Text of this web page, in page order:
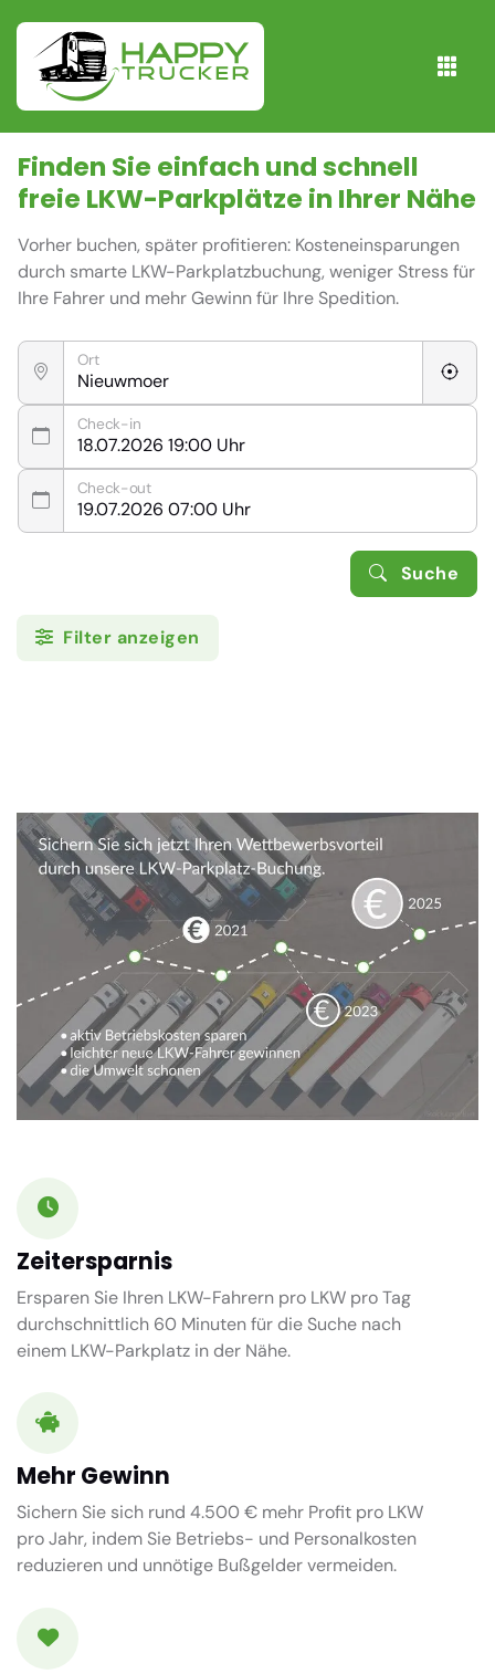
Finden Sie einfach und schnell
freie LKW-Parkplätze in Ihrer Nähe
Vorher buchen, später profitieren: Kosteneinsparungen
durch smarte LKW-Parkplatzbuchung, weniger Stress für
Ihre Fahrer und mehr Gewinn für Ihre Spedition.
Ort
Check-in
Check-out
Suche
Filter anzeigen
Zeitersparnis
Ersparen Sie Ihren LKW-Fahrern pro LKW pro Tag
durchschnittlich 60 Minutenfür die Suche nach
einem LKW-Parkplatz in der Nähe.
Mehr Gewinn
Sichern Sie sich rund 4.500 € mehr Profit pro LKW
pro Jahr, indem Sie Betriebs- und Personalkosten
reduzieren und unnötige Bußgelder vermeiden.